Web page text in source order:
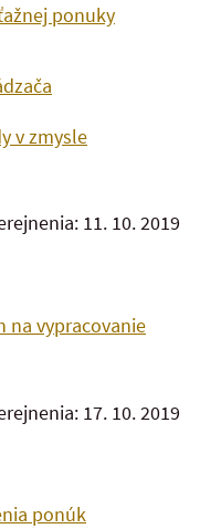
ponuky
v zmysle
11. 10. 2019
na vypracovanie
17. 10. 2019
ponúk